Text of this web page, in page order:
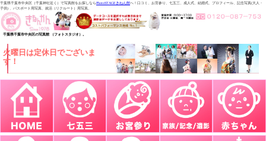
千葉県千葉市中央区（千葉神社近く）で写真館をお探しならPhotoSTAGEきねん館へ！口コミ、お宮参り、七五三、成人式、結婚式、プロフィール、記念写真(大人・
子供) 、パスポート用写真、就活（リクルート）用写真。
千葉県千葉市中央区の写真館 （フォトスタジオ）。
火曜日は定休日でございま
す！